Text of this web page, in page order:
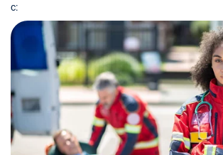
с: